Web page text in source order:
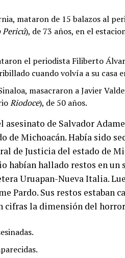
mataron de 15 balazos al
Pericú), de 73 años, en el
el periodista Filiberto
cuando volvía a su casa
masacraron a Javier
Riodoce), de 50 años.
de Salvador
de Michoacán. Había sido
de Justicia del estado de
habían hallado restos en
Uruapan-Nueva Italia.
Pardo. Sus restos estaban
cifras la dimensión del